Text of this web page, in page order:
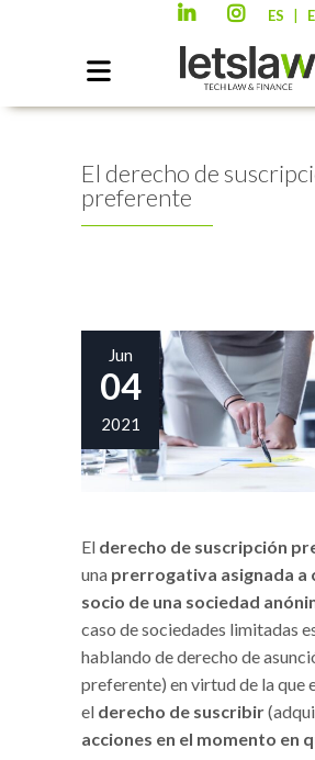
ES
El derecho de
preferente
Jun
04
2021
El derecho de suscripción
una prerrogativa asignada a
socio de una sociedad
caso de sociedades limitadas
hablando de derecho de
preferente) en virtud de la que
el derecho de suscribir
acciones en el momento en